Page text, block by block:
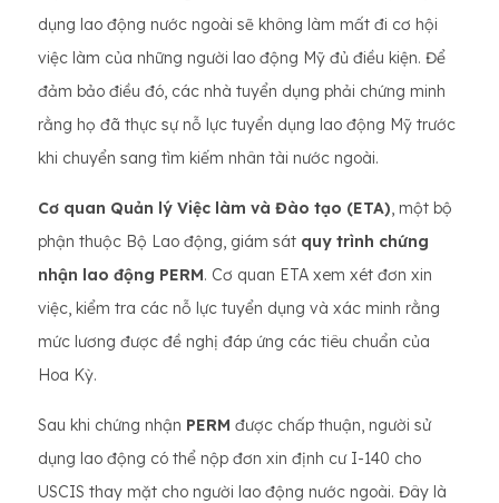
dụng lao động nước ngoài sẽ không làm mất đi cơ hội
việc làm của những người lao động Mỹ đủ điều kiện. Để
đảm bảo điều đó, các nhà tuyển dụng phải chứng minh
rằng họ đã thực sự nỗ lực tuyển dụng lao động Mỹ trước
khi chuyển sang tìm kiếm nhân tài nước ngoài.
Cơ quan Quản lý Việc làm và Đào tạo (ETA), một bộ
phận thuộc Bộ Lao động, giám sát quy trình chứng
nhận lao động PERM. Cơ quan ETA xem xét đơn xin
việc, kiểm tra các nỗ lực tuyển dụng và xác minh rằng
mức lương được đề nghị đáp ứng các tiêu chuẩn của
Hoa Kỳ.
Sau khi chứng nhận PERM được chấp thuận, người sử
dụng lao động có thể nộp đơn xin định cư I-140 cho
USCIS thay mặt cho người lao động nước ngoài. Đây là